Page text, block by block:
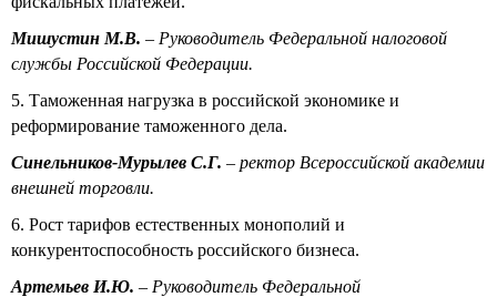
Мишустин М.В. – Руководитель Федеральной налоговой
службы Российской Федерации.
5. Таможенная нагрузка в российской экономике и
реформирование таможенного дела.
Синельников-Мурылев С.Г. – ректор Всероссийской академии
внешней торговли.
6. Рост тарифов естественных монополий и
конкурентоспособность российского бизнеса.
Артемьев И.Ю. – Руководитель Федеральной